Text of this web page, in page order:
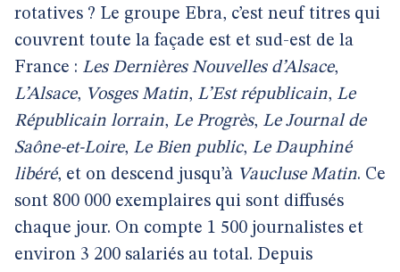
rotatives ? Le groupe Ebra, c’est neuf titres qui
couvrent toute la façade est et sud-est de la
France : Les Dernières Nouvelles d’Alsace,
L’Alsace, Vosges Matin, L’Est républicain, Le
Républicain lorrain, Le Progrès, Le Journal de
Saône-et-Loire, Le Bien public, Le Dauphiné
libéré, et on descend jusqu’à Vaucluse Matin. Ce
sont 800 000 exemplaires qui sont diffusés
chaque jour. On compte 1 500 journalistes et
environ 3 200 salariés au total. Depuis